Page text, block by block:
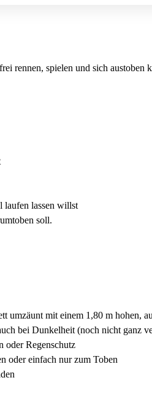
rennen, spielen und sich
laufen lassen willst
soll.
umzäunt mit einem 1,80 m hohen,
bei Dunkelheit (noch nicht ganz
oder Regenschutz
oder einfach nur zum Toben